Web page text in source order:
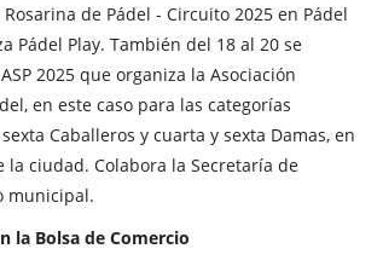
de Pádel - Circuito 2025 en Pádel
Pádel Play. También del 18 al 20 se
2025 que organiza la Asociación
en este caso para las categorías
Caballeros y cuarta y sexta Damas, en
la ciudad. Colabora la Secretaría de
municipal.
la Bolsa de Comercio